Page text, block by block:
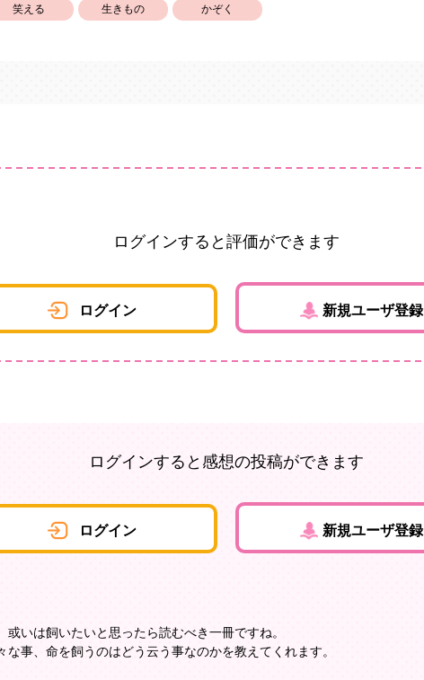
笑える 生きもの かぞく
ログインすると評価ができます
ログイン 新規ユーザ登録
ログインすると感想の投稿ができます
ログイン 新規ユーザ登録
或いは飼いたいと思ったら読むべき一冊ですね。
な事、命を飼うのはどう云う事なのかを教えてくれます。